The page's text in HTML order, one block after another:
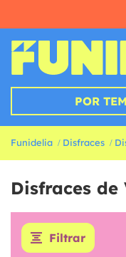
POR
Funidelia Disfraces
Disfraces
Filtrar